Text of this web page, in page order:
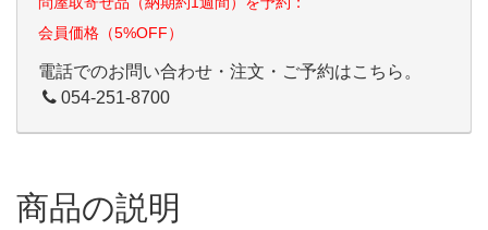
会員価格（5%OFF）
電話でのお問い合わせ・注文・ご予約はこちら。
054-251-8700
商品の説明